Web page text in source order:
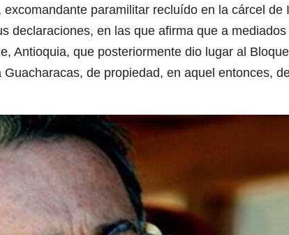
paramilitar recluído en la cárcel
declaraciones, en las que afirma que a
Antioquia, que posteriormente dio lugar al
de propiedad, en aquel entonces,